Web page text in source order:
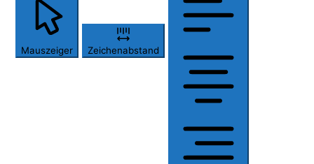
Mauszeiger Zeichenabstand